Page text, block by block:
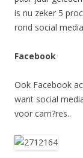
is nu zeker 5
rond social
Facebook
Ook Facebook
want social
voor carri?res..